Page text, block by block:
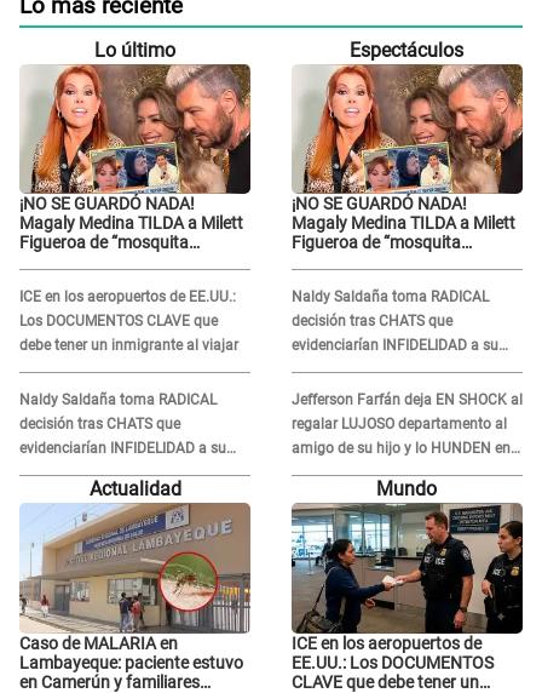
Lo más reciente
Lo último
¡NO SE GUARDÓ NADA!
Magaly Medina TILDA a Milett
Figueroa de “mosquita
Marcelo Tinelli en TV argentina
ICE en los aeropuertos de EE.UU.:
Los DOCUMENTOS CLAVE que
debe tener un inmigrante al viajar
Naldy Saldaña toma RADICAL
decisión tras CHATS que
evidenciarían INFIDELIDAD a su
novio con animador de 'La Bella
Luz': "Un día..."
Espectáculos
¡NO SE GUARDÓ NADA!
Magaly Medina TILDA a Milett
Figueroa de “mosquita
Marcelo Tinelli en TV argentina
Naldy Saldaña toma RADICAL
decisión tras CHATS que
evidenciarían INFIDELIDAD a su
novio con animador de 'La Bella
Luz': "Un día..."
Jefferson Farfán deja EN SHOCK al
regalar LUJOSO departamento al
amigo de su hijo y lo HUNDEN en
redes: "A su hija se lo negó"
Actualidad
Caso de MALARIA en
Lambayeque: paciente estuvo
en Camerún y familiares
Mundo
ICE en los aeropuertos de
EE.UU.: Los DOCUMENTOS
CLAVE que debe tener un